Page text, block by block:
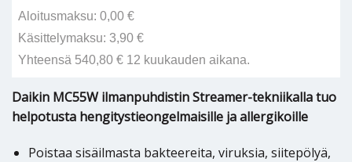
Aloitusmaksu: 0,00 €
Käsittelymaksu: 3,90 €
Yhteensä 540,80 € 12 kuukauden aikana.
Daikin MC55W ilmanpuhdistin Streamer-tekniikalla tuo
helpotusta hengitystieongelmaisille ja allergikoille
Poistaa sisäilmasta bakteereita, viruksia, siitepölyä,